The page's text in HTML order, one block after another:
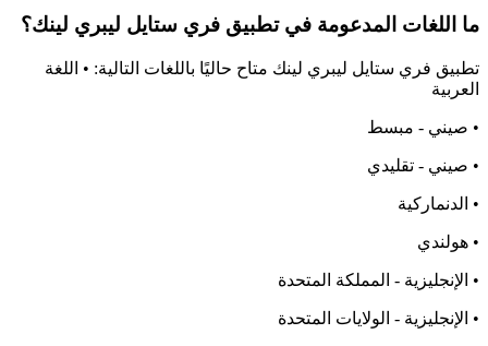
ما اللغات المدعومة في تطبيق فري ستايل ليبري لينك؟
تطبيق فري ستايل ليبري لينك متاح حاليًا باللغات التالية: • اللغة
العربية
• صيني - مبسط
• صيني - تقليدي
• الدنماركية
• هولندي
• الإنجليزية - المملكة المتحدة
• الإنجليزية - الولايات المتحدة